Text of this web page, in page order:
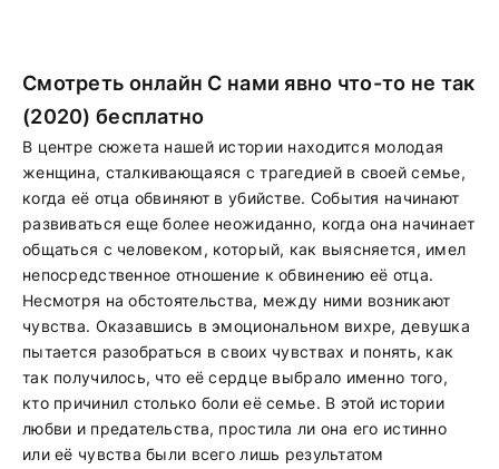
Смотреть онлайн С нами явно что-то не так
(2020) бесплатно
В центре сюжета нашей истории находится молодая
женщина, сталкивающаяся с трагедией в своей семье,
когда её отца обвиняют в убийстве. События начинают
развиваться еще более неожиданно, когда она начинает
общаться с человеком, который, как выясняется, имел
непосредственное отношение к обвинению её отца.
Несмотря на обстоятельства, между ними возникают
чувства. Оказавшись в эмоциональном вихре, девушка
пытается разобраться в своих чувствах и понять, как
так получилось, что её сердце выбрало именно того,
кто причинил столько боли её семье. В этой истории
любви и предательства, простила ли она его истинно
или её чувства были всего лишь результатом